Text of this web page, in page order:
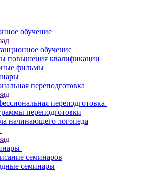
обучение
обучение
повышения квалификации
фильмы
переподготовка
переподготовка
переподготовки
начинающего логопеда
семинаров
семинары